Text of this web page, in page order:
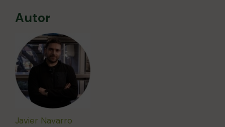
Autor
Javier Navarro